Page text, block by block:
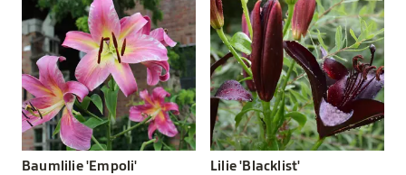
Baumlilie 'Empoli' Lilie 'Blacklist'